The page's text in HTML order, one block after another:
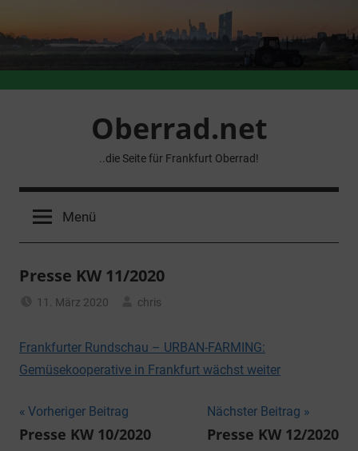
Inhalt
springen
Oberrad.net
..die Seite für Frankfurt Oberrad!
Menü
Presse KW 11/2020
11. März 2020
chris
Frankfurter Rundschau – URBAN-FARMING:
Gemüsekooperative in Frankfurt wächst weiter
Beitragsnavigation
Vorheriger Beitrag
Presse KW 10/2020
Nächster Beitrag
Presse KW 12/2020